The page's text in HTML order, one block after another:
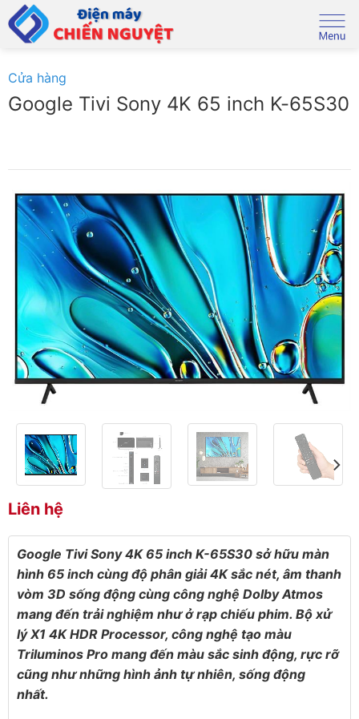
Skip
to
Cửa hàng
Google Tivi Sony 4K 65 inch K-65S30
Liên hệ
Google Tivi Sony 4K 65 inch K-65S30 sở hữu màn
hình 65 inch cùng độ phân giải 4K sắc nét, âm thanh
vòm 3D sống động cùng công nghệ Dolby Atmos
mang đến trải nghiệm như ở rạp chiếu phim. Bộ xử
lý X1 4K HDR Processor, công nghệ tạo màu
Triluminos Pro mang đến màu sắc sinh động, rực rỡ
cũng như những hình ảnh tự nhiên, sống động
nhất.